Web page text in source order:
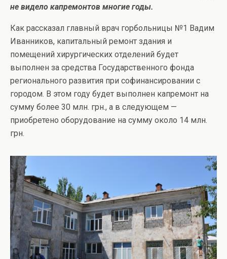
не видело капремонтов многие годы.
Как рассказал главный врач горбольницы №1 Вадим
Иванников, капитальный ремонт здания и
помещений хирургических отделений будет
выполнен за средства Государственного фонда
регионального развития при софинансировании с
городом. В этом году будет выполнен капремонт на
сумму более 30 млн. грн., а в следующем —
приобретено оборудование на сумму около 14 млн.
грн.